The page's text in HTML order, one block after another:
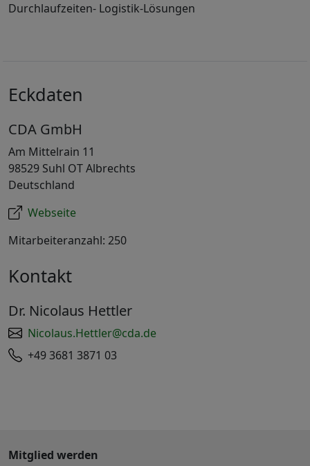
Durchlaufzeiten- Logistik-Lösungen
Eckdaten
CDA GmbH
Am Mittelrain 11
98529 Suhl OT Albrechts
Deutschland
Webseite
Mitarbeiteranzahl: 250
Kontakt
Dr. Nicolaus Hettler
Nicolaus.Hettler@cda.de
+49 3681 3871 03
Mitglied werden